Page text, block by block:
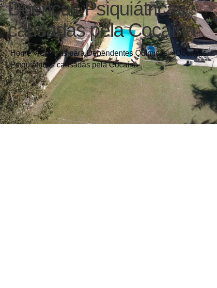
Doenças Psiquiátricas
causadas pela Cocaína
Home»Clínicas para Dependentes Químicos»Doenças
Psiquiátricas causadas pela Cocaína